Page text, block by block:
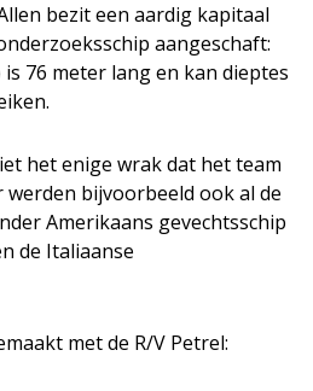
bezit een aardig kapitaal
aangeschaft:
is 76 meter lang en kan dieptes
het enige wrak dat het team
werden bijvoorbeeld ook al de
Amerikaans gevechtsschip
de Italiaanse
met de R/V Petrel: